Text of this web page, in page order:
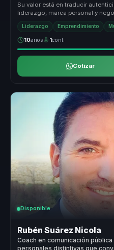
Su valor está en traducir
liderazgo, marca personal y
inspiración...
Liderazgo Emprendimiento
10años 1conf.
Cotizar
Disponible
Rubén Suárez Nicola
Coach en comunicación
personales distintivas que